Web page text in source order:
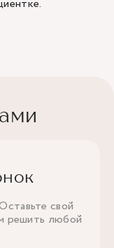
свой
решить любой